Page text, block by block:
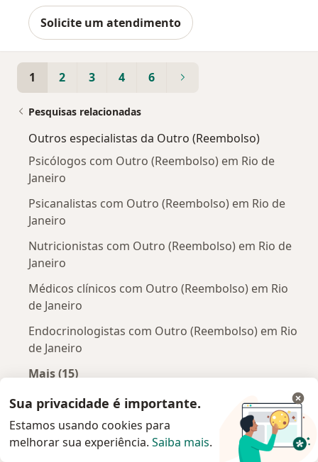
Solicite um atendimento
1 2 3 4 6
Pesquisas relacionadas
Outros especialistas da Outro (Reembolso)
Psicólogos com Outro (Reembolso) em Rio de
Janeiro
Psicanalistas com Outro (Reembolso) em Rio de
Janeiro
Nutricionistas com Outro (Reembolso) em Rio de
Janeiro
Médicos clínicos com Outro (Reembolso) em Rio
de Janeiro
Endocrinologistas com Outro (Reembolso) em Rio
de Janeiro
Mais (15)
Mais na categoria: Outros especialistas da
Doenças mais tratadas
Depressão Rio de Janeiro
Sua privacidade é importante.
Estamos usando cookies para
melhorar sua experiência. Saiba mais.